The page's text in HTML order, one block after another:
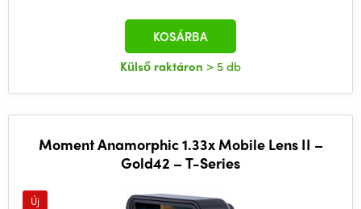
Külső raktáron > 5 db
KOSÁRBA
Moment Anamorphic 1.33x Mobile Lens II –
Gold42 – T-Series
Új